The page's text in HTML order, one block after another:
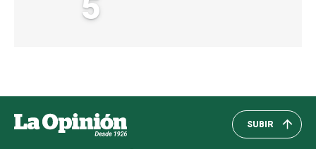
SUBIR